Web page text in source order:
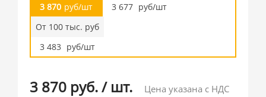
3 870 руб/шт
3 677 руб/шт
От 100 тыс. руб
3 483 руб/шт
3 870 руб./ шт. Цена указана с НДС